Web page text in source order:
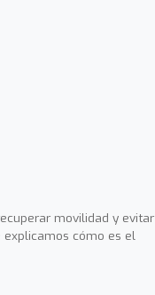
movilidad y evitar
explicamos cómo es el